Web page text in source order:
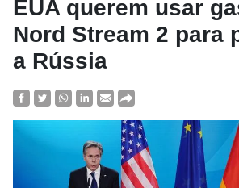
EUA querem usar
Nord Stream 2 para
a Rússia